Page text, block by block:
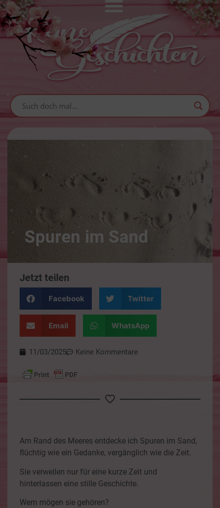
Spuren im Sand
Jetzt teilen
Facebook Twitter
Email WhatsApp
11/03/2025 Keine Kommentare
Am Rand des Meeres entdecke ich Spuren im Sand,
flüchtig wie ein Gedanke, vergänglich wie die Zeit.
Sie verweilen nur für eine kurze Zeit und
hinterlassen eine stille Geschichte.
Wem mögen sie gehören?